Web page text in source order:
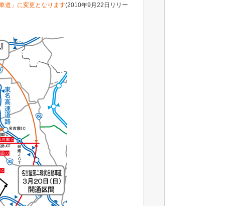
道」に変更となります(2010年9月22日リリー